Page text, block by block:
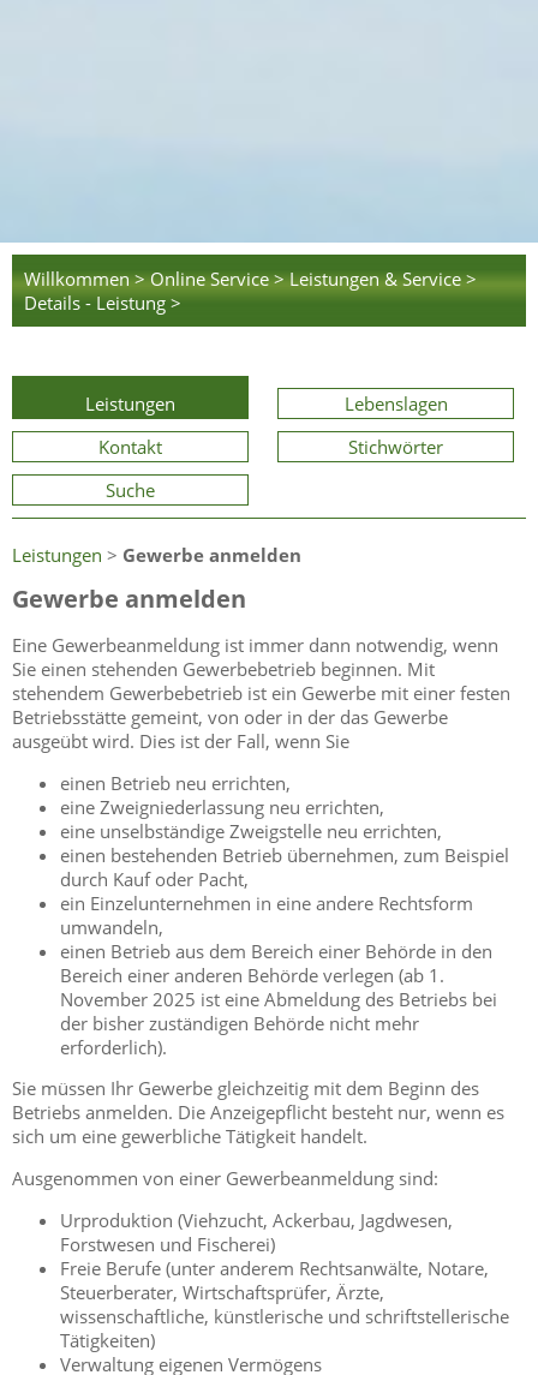
Willkommen > Online Service > Leistungen & Service >
Details - Leistung >
Leistungen
Lebenslagen
Kontakt
Stichwörter
Suche
Leistungen > Gewerbe anmelden
Gewerbe anmelden
Eine Gewerbeanmeldung ist immer dann notwendig, wenn
Sie einen stehenden Gewerbebetrieb beginnen. Mit
stehendem Gewerbebetrieb ist ein Gewerbe mit einer festen
Betriebsstätte gemeint, von oder in der das Gewerbe
ausgeübt wird. Dies ist der Fall, wenn Sie
einen Betrieb neu errichten,
eine Zweigniederlassung neu errichten,
eine unselbständige Zweigstelle neu errichten,
einen bestehenden Betrieb übernehmen, zum Beispiel
durch Kauf oder Pacht,
ein Einzelunternehmen in eine andere Rechtsform
umwandeln,
einen Betrieb aus dem Bereich einer Behörde in den
Bereich einer anderen Behörde verlegen (ab 1.
November 2025 ist eine Abmeldung des Betriebs bei
der bisher zuständigen Behörde nicht mehr
erforderlich).
Sie müssen Ihr Gewerbe gleichzeitig mit dem Beginn des
Betriebs anmelden. Die Anzeigepflicht besteht nur, wenn es
sich um eine gewerbliche Tätigkeit handelt.
Ausgenommen von einer Gewerbeanmeldung sind:
Urproduktion (Viehzucht, Ackerbau, Jagdwesen,
Forstwesen und Fischerei)
Freie Berufe (unter anderem Rechtsanwälte, Notare,
Steuerberater, Wirtschaftsprüfer, Ärzte,
wissenschaftliche, künstlerische und schriftstellerische
Tätigkeiten)
Verwaltung eigenen Vermögens